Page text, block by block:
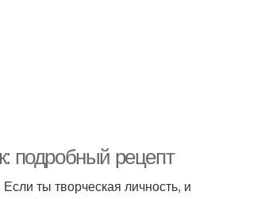
подробный рецепт
ты творческая личность, и